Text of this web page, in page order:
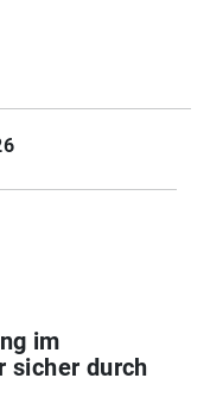
im
sicher durch